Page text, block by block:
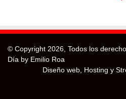
© Copyright 2026, Todos los
Día by Emilio Roa
Diseño web, Hosting y